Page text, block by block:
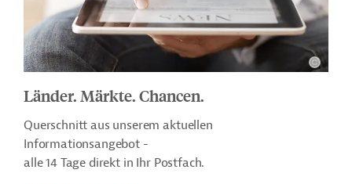
Länder. Märkte. Chancen.
Querschnitt aus unserem aktuellen
Informationsangebot -
alle 14 Tage direkt in Ihr Postfach.